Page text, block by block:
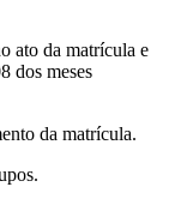
ato da matrícula e
dos meses
da matrícula.